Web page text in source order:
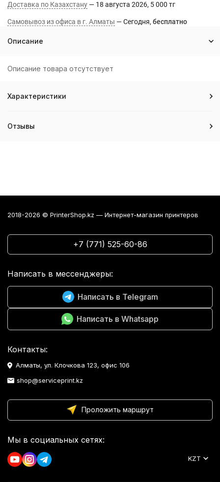
Доставка по Казахстану
18 августа 2026 5 000 тг
Самовывоз из офиса в г. Алматы Сегодня Бесплатно
Описание
Описание товара отсутствует
Характеристики
Отзывы
2018-2026 © PrinterShop.kz — Интернет-магазин принтеров
+7 (771) 525-60-86
Написать в мессенджеры:
Написать в Telegram
Написать в Whatsapp
Контакты:
Алматы, ул. Клочкова 123, офис 106
shop@serviceprint.kz
Проложить маршрут
Мы в социальных сетях:
KZT